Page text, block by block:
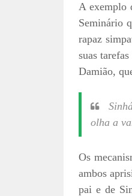
A exemplo
Seminário
rapaz
suas
Damião,
olha a
Os
ambos
pai e de